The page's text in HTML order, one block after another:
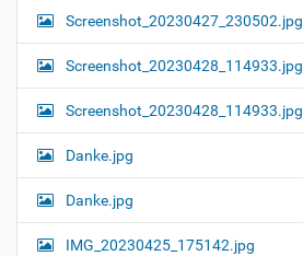
Screenshot_20230427_230502.jpg
Screenshot_20230428_114933.jpg
Screenshot_20230428_114933.jpg
Danke.jpg
Danke.jpg
IMG_20230425_175142.jpg